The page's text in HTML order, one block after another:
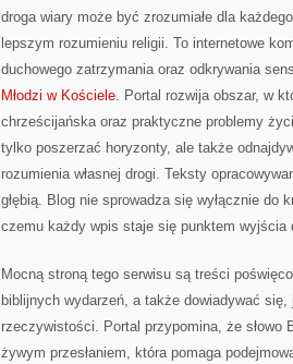
droga wiary może być zrozumiałe dla
lepszym rozumieniu religii. To internetowe
duchowego zatrzymania oraz odkrywania
Młodzi w Kościele. Portal rozwija obszar, w
chrześcijańska oraz praktyczne problemy
tylko poszerzać horyzonty, ale także
rozumienia własnej drogi. Teksty
głębią. Blog nie sprowadza się wyłącznie
czemu każdy wpis staje się punktem wyjścia
Mocną stroną tego serwisu są treści
biblijnych wydarzeń, a także dowiadywać
rzeczywistości. Portal przypomina, że
żywym przesłaniem, która pomaga